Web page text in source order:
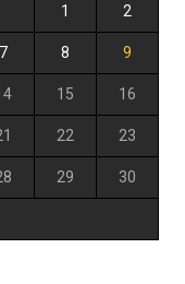
1 2
7 8 9
15 16
22 23
29 30